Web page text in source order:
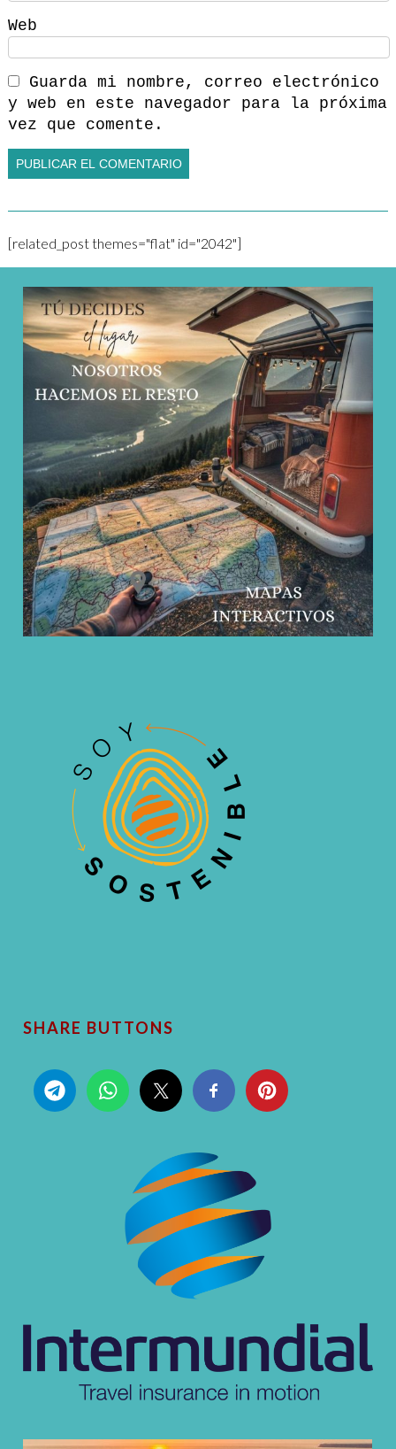
Web
Guarda mi nombre, correo electrónico
y web en este navegador para la próxima
vez que comente.
[related_post themes="flat" id="2042"]
SHARE BUTTONS